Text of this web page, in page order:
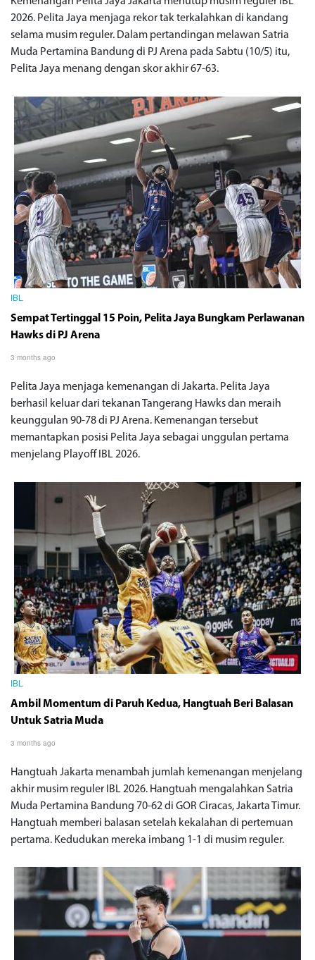
2026. Pelita Jaya menjaga rekor tak terkalahkan di kandang
selama musim reguler. Dalam pertandingan melawan Satria
Muda Pertamina Bandung di PJ Arena pada Sabtu (10/5) itu,
Pelita Jaya menang dengan skor akhir 67-63.
IBL
Sempat Tertinggal 15 Poin, Pelita Jaya Bungkam Perlawanan
Hawks di PJ Arena
3 months ago
Pelita Jaya menjaga kemenangan di Jakarta. Pelita Jaya
berhasil keluar dari tekanan Tangerang Hawks dan meraih
keunggulan 90-78 di PJ Arena. Kemenangan tersebut
memantapkan posisi Pelita Jaya sebagai unggulan pertama
menjelang Playoff IBL 2026.
IBL
Ambil Momentum di Paruh Kedua, Hangtuah Beri Balasan
Untuk Satria Muda
3 months ago
Hangtuah Jakarta menambah jumlah kemenangan menjelang
akhir musim reguler IBL 2026. Hangtuah mengalahkan Satria
Muda Pertamina Bandung 70-62 di GOR Ciracas, Jakarta Timur.
Hangtuah memberi balasan setelah kekalahan di pertemuan
pertama. Kedudukan mereka imbang 1-1 di musim reguler.